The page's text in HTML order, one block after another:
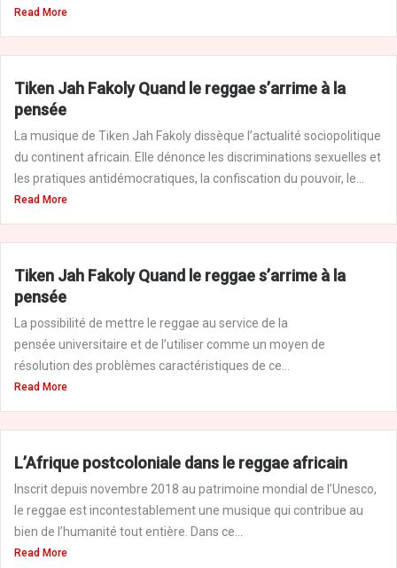
Read More
Tiken Jah Fakoly Quand le reggae s’arrime à la
pensée
La musique de Tiken Jah Fakoly dissèque l’actualité sociopolitique
du continent africain. Elle dénonce les discriminations sexuelles et
les pratiques antidémocratiques, la confiscation du pouvoir, le...
Read More
Tiken Jah Fakoly Quand le reggae s’arrime à la
pensée
La possibilité de mettre le reggae au service de la
pensée universitaire et de l’utiliser comme un moyen de
résolution des problèmes caractéristiques de ce...
Read More
L’Afrique postcoloniale dans le reggae africain
Inscrit depuis novembre 2018 au patrimoine mondial de l’Unesco,
le reggae est incontestablement une musique qui contribue au
bien de l’humanité tout entière. Dans ce...
Read More